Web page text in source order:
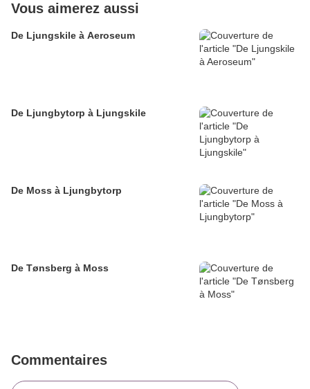
Vous aimerez aussi
De Ljungskile à Aeroseum
De Ljungbytorp à Ljungskile
De Moss à Ljungbytorp
De Tønsberg à Moss
Commentaires